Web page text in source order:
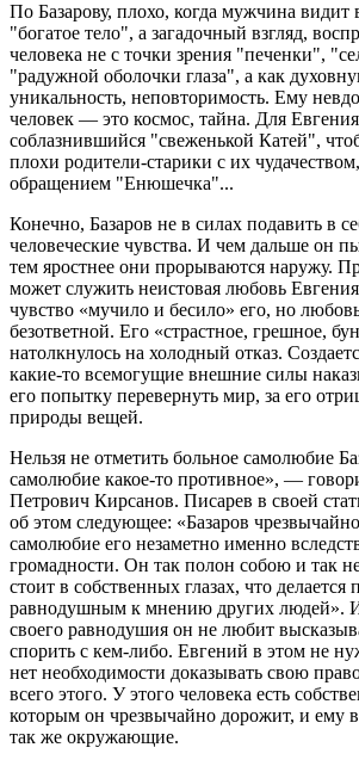
По Базарову, плохо, когда мужчина
"богатое тело", а загадочный взгляд,
человека не с точки зрения "печенки",
"радужной оболочки глаза", а как
уникальность, неповторимость. Ему
человек — это космос, тайна. Для
соблазнившийся "свеженькой Катей",
плохи родители-старики с их
обращением "Енюшечка"...
Конечно, Базаров не в силах подавить в
человеческие чувства. И чем дальше он
тем яростнее они прорываются наружу.
может служить неистовая любовь
чувство «мучило и бесило» его, но
безответной. Его «страстное, грешное,
натолкнулось на холодный отказ.
какие-то всемогущие внешние силы
его попытку перевернуть мир, за его
природы вещей.
Нельзя не отметить больное самолюбие
самолюбие какое-то противное», —
Петрович Кирсанов. Писарев в своей
об этом следующее: «Базаров
самолюбие его незаметно именно
громадности. Он так полон собою и так
стоит в собственных глазах, что
равнодушным к мнению других людей».
своего равнодушия он не любит
спорить с кем-либо. Евгений в этом не
нет необходимости доказывать свою
всего этого. У этого человека есть
которым он чрезвычайно дорожит, и ему
так же окружающие.